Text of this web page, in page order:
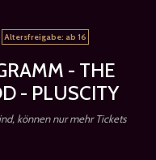
Altersfreigabe: ab 16
- THE
- PLUSCITY
können nur mehr Tickets